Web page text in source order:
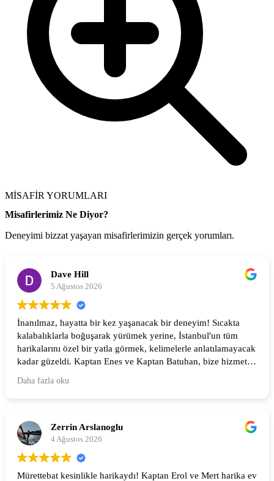
MİSAFİR YORUMLARI
Misafirlerimiz Ne Diyor?
Deneyimi bizzat yaşayan misafirlerimizin gerçek yorumları.
Dave Hill
5 Ağustos 2026
İnanılmaz, hayatta bir kez yaşanacak bir deneyim! Sıcakta
kalabalıklarla boğuşarak yürümek yerine, İstanbul'un tüm
harikalarını özel bir yatla görmek, kelimelerle anlatılamayacak
kadar güzeldi. Kaptan Enes ve Kaptan Batuhan, bize hizmet
Daha fazla oku
Zerrin Arslanoglu
4 Ağustos 2026
Mürettebat kesinlikle harikaydı! Kaptan Erol ve Mert harika ev